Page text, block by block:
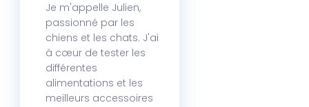
Je m'appelle Julien,
passionné par les
chiens et les chats. J'ai
à cœur de tester les
différentes
alimentations et les
meilleurs accessoires